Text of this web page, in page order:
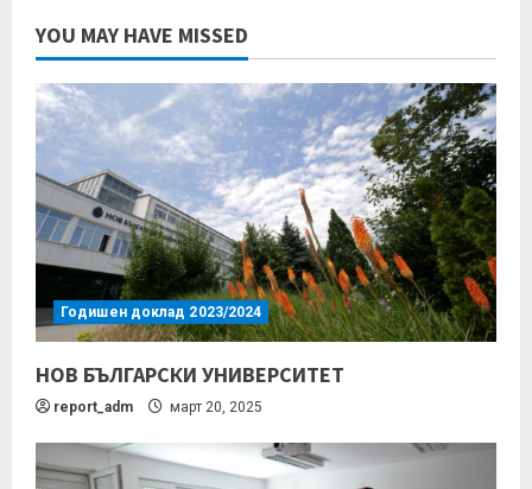
YOU MAY HAVE MISSED
Годишен доклад 2023/2024
НОВ БЪЛГАРСКИ УНИВЕРСИТЕТ
report_adm март 20, 2025